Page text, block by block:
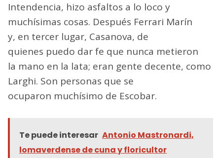
Intendencia, hizo asfaltos a lo loco y
muchísimas cosas. Después Ferrari Marín
y, en tercer lugar, Casanova, de
quienes puedo dar fe que nunca metieron
la mano en la lata; eran gente decente, como
Larghi. Son personas que se
ocuparon muchísimo de Escobar.
Te puede interesar Antonio Mastronardi,
lomaverdense de cuna y floricultor